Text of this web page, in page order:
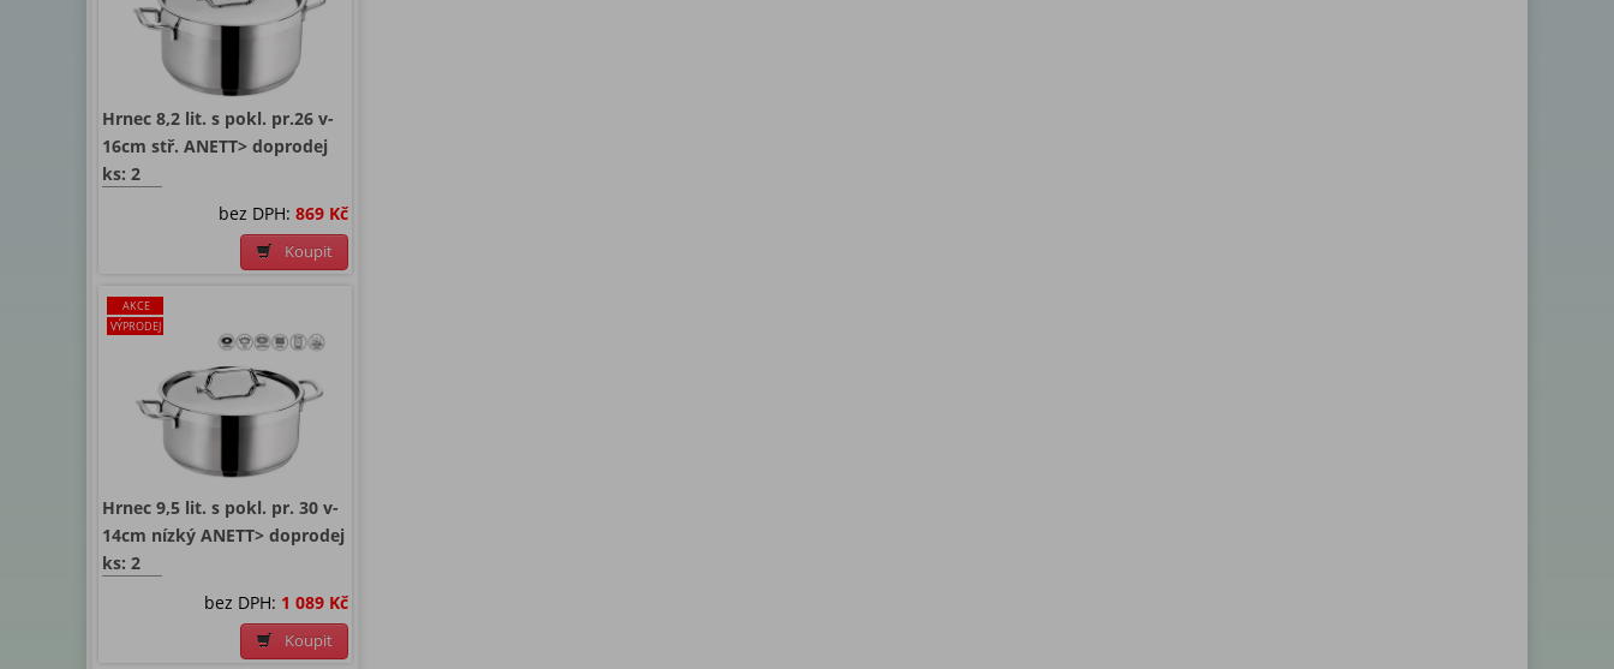
Hrnec 8,2 lit. s pokl. pr.26 v-
16cm stř. ANETT> doprodej
ks: 2
bez DPH: 869 Kč
Koupit
AKCE
VÝPRODEJ
Hrnec 9,5 lit. s pokl. pr. 30 v-
14cm nízký ANETT> doprodej
ks: 2
bez DPH: 1 089 Kč
Koupit